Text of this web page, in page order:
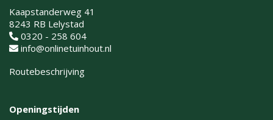
Kaapstanderweg 41
8243 RB Lelystad
0320 - 258 604
info@onlinetuinhout.nl
Routebeschrijving
Openingstijden